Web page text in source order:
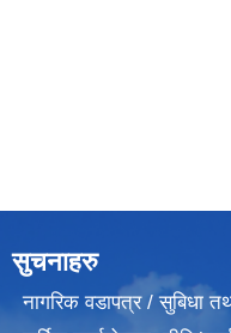
सुचनाहरु
नागरिक वडापत्र / सुबिधा